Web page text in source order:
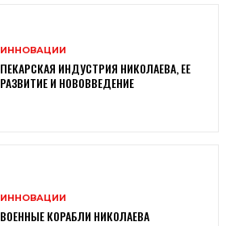
ИННОВАЦИИ
ПЕКАРСКАЯ ИНДУСТРИЯ НИКОЛАЕВА, ЕЕ
РАЗВИТИЕ И НОВОВВЕДЕНИЕ
ИННОВАЦИИ
ВОЕННЫЕ КОРАБЛИ НИКОЛАЕВА